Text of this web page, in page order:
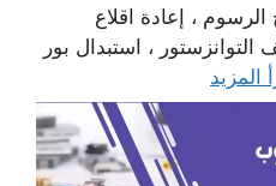
الرسوم ، إعادة اقلاع
، استبدال بور
المزيد